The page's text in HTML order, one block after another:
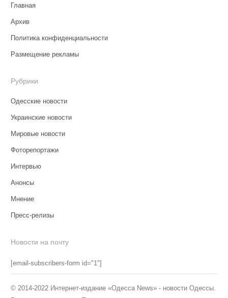
Главная
Архив
Политика конфиденциальности
Размещение рекламы
Рубрики
Одесские новости
Украинские новости
Мировые новости
Фоторепортажи
Интервью
Анонсы
Мнение
Пресс-релизы
Новости на почту
[email-subscribers-form id="1"]
© 2014-2022 Интернет-издание «Одесса News» - новости Одессы.